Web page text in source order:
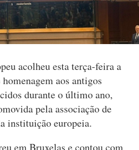
acolheu esta terça-feira a
aos antigos
durante o último ano,
pela associação de
instituição europeia.
em Bruxelas e contou com